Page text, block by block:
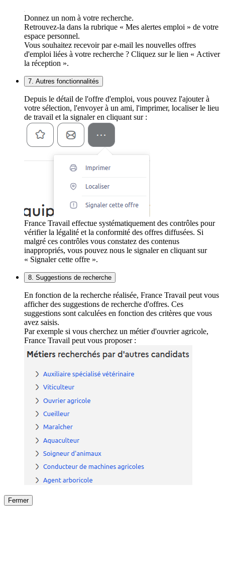
Donnez un nom à votre recherche.
Retrouvez-la dans la rubrique « Mes alertes emploi » de votre
espace personnel.
Vous souhaitez recevoir par e-mail les nouvelles offres
d'emploi liées à votre recherche ? Cliquez sur le lien « Activer
la réception ».
7. Autres fonctionnalités
Depuis le détail de l'offre d'emploi, vous pouvez l'ajouter à
votre sélection, l'envoyer à un ami, l'imprimer, localiser le lieu
de travail et la signaler en cliquant sur :
France Travail effectue systématiquement des contrôles pour
vérifier la légalité et la conformité des offres diffusées. Si
malgré ces contrôles vous constatez des contenus
inappropriés, vous pouvez nous le signaler en cliquant sur
« Signaler cette offre ».
8. Suggestions de recherche
En fonction de la recherche réalisée, France Travail peut vous
afficher des suggestions de recherche d'offres. Ces
suggestions sont calculées en fonction des critères que vous
avez saisis.
Par exemple si vous cherchez un métier d'ouvrier agricole,
France Travail peut vous proposer :
Fermer